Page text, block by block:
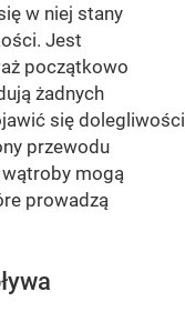
w niej stany
Jest
początkowo
żadnych
się dolegliwości
przewodu
mogą
prowadzą